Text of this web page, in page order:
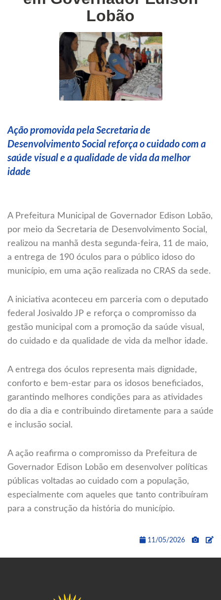
Lobão
Ação promovida pela Secretaria de
Desenvolvimento Social reforça o cuidado com a
saúde visual e a qualidade de vida da melhor
idade
A Prefeitura Municipal de Governador Edison Lobão,
por meio da Secretaria de Desenvolvimento Social,
realizou na manhã desta segunda-feira, 11 de maio,
a entrega de 190 óculos para o público idoso do
município, em uma ação realizada no CRAS da sede.
A iniciativa aconteceu em parceria com o deputado
federal Josivaldo JP e reforça o compromisso da
gestão municipal com a promoção da saúde visual,
do cuidado e da qualidade de vida da melhor idade.
A entrega dos óculos representa mais dignidade,
conforto e bem-estar para os idosos beneficiados,
garantindo melhores condições para as atividades
do dia a dia e contribuindo diretamente para a saúde
e inclusão social.
A ação reafirma o compromisso da Prefeitura de
Governador Edison Lobão em desenvolver políticas
públicas voltadas ao cuidado com a população,
especialmente com aqueles que tanto contribuíram
para a construção da história do município.
11/05/2026